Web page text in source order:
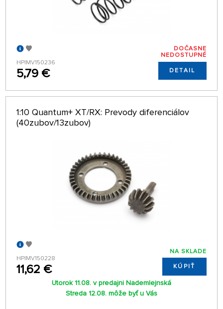
HPIMV150236
5,79 €
DOČASNE
NEDOSTUPNÉ
DETAIL
1:10 Quantum+ XT/RX: Prevody diferenciálov
(40zubov/13zubov)
HPIMV150228
11,62 €
NA SKLADE
KÚPIŤ
Utorok 11.08. v predajni Nademlejnská
Streda 12.08. môže byť u Vás